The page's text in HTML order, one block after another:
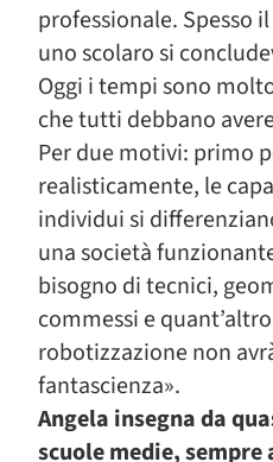
professionale. Spesso
uno scolaro si
Oggi i tempi sono
che tutti debbano
Per due motivi: primo
realisticamente, le
individui si
una società
bisogno di tecnici,
commessi e
robotizzazione non
fantascienza».
Angela insegna da
scuole medie, sempre